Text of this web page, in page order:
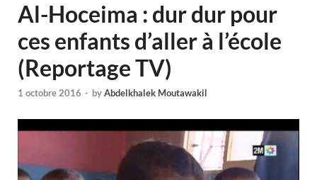
Al-Hoceima : dur dur pour
ces enfants d’aller à l’école
(Reportage TV)
1 octobre 2016 - byAbdelkhalek Moutawakil